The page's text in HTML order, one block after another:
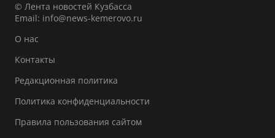
© Лента новостей Кузбасса
Email: info@news-kemerovo.ru
О нас
Контакты
Редакционная политика
Политика конфиденциальности
Правила пользования сайтом